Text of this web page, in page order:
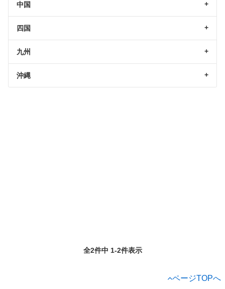
中国
四国
九州
沖縄
全2件中 1-2件表示
ページTOPへ